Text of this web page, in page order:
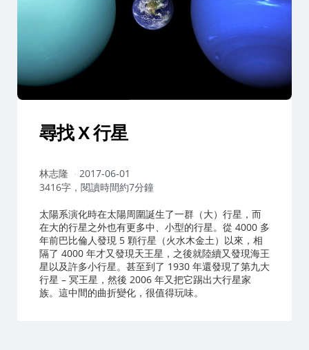
尋找 X 行星
作
者：
林志隆
2017-06-01
3416字，閱讀時間約7分鐘
太陽系演化時在太陽周圍誕生了一群（大）行星，而
在大的行星之外也有更多中、小型的行星。從 4000 多
年前巴比倫人發現 5 顆行星（火水木金土）以來，相
隔了 4000 年才又發現天王星，之後就陸續又發現海王
星以及許多小行星。甚至到了 1930 年還發現了第九大
行星 – 冥王星，然後 2006 年又把它踢出大行星家
族。這中間的曲折變化，很值得玩味。